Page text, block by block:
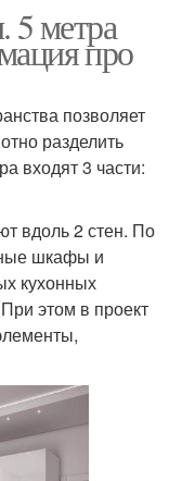
5 метра
про
позволяет
разделить
входят 3 части:
вдоль 2 стен. По
шкафы и
кухонных
этом в проект